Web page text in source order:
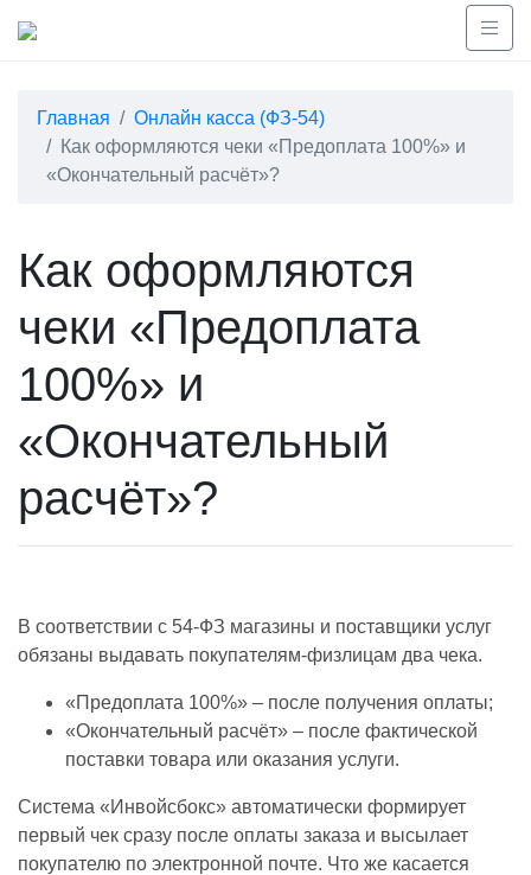
Главная
Онлайн касса (ФЗ-54)
Как оформляются чеки «Предоплата 100%» и
«Окончательный расчёт»?
Как оформляются
чеки «Предоплата
100%» и
«Окончательный
расчёт»?
В соответствии с 54-ФЗ магазины и поставщики услуг
обязаны выдавать покупателям-физлицам два чека.
«Предоплата 100%» – после получения оплаты;
«Окончательный расчёт» – после фактической
поставки товара или оказания услуги.
Система «Инвойсбокс» автоматически формирует
первый чек сразу после оплаты заказа и высылает
покупателю по электронной почте. Что же касается